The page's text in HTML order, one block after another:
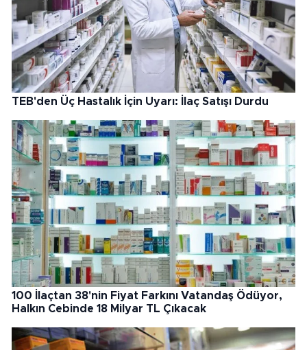
TEB'den Üç Hastalık İçin Uyarı: İlaç Satışı Durdu
100 İlaçtan 38'nin Fiyat Farkını Vatandaş Ödüyor,
Halkın Cebinde 18 Milyar TL Çıkacak